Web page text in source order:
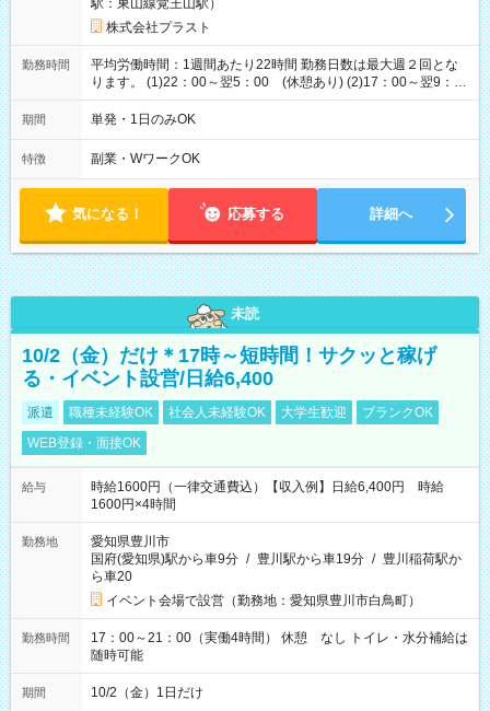
駅：東山線覚王山駅）
株式会社プラスト
勤務時間
平均労働時間：1週間あたり22時間 勤務日数は最大週２回とな
ります。 (1)22：00～翌5：00 (休憩あり) (2)17：00～翌9：
00 (休憩あり) ３６協定提出済 平均労働時間：1週間あたり22
時間 勤務日数は最大週２回となります。 (1)22：00～翌5：00
期間 単発・1日のみOK
特徴 副業・WワークOK
気になる！ 応募する 詳細へ
未読
10/2（金）だけ＊17時～短時間！サクッと稼げ
る・イベント設営/日給6,400
派遣 職種未経験OK 社会人未経験OK 大学生歓迎
ブランクOK
WEB登録・面接OK
給与
時給1600円（一律交通費込）【収入例】日給6,400円 時給
1600円×4時間
勤務地
愛知県豊川市
国府(愛知県)駅から車9分 / 豊川駅から車19分 / 豊川稲荷駅か
ら車20
イベント会場で設営（勤務地：愛知県豊川市白鳥町）
勤務時間
17：00～21：00（実働4時間） 休憩 なし トイレ・水分補給は
随時可能
期間 10/2（金）1日だけ